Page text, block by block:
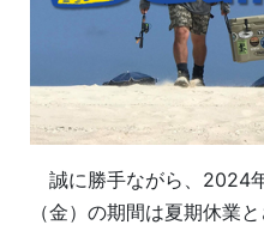
誠に勝手ながら、2024
（金）の期間は夏期休業